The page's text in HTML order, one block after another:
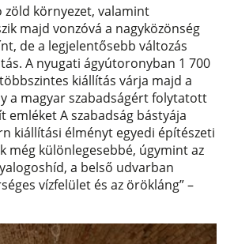
zöld környezet, valamint
majd vonzóvá a nagyközönség
de a legjelentősebb változás
A nyugati ágyútoronyban 1 700
kiállítás várja majd a
a magyar szabadságért folytatott
emléket A szabadság bástyája
kiállítási élményt egyedi építészeti
még különlegesebbé, úgymint az
a belső udvarban
vízfelület és az örökláng” –